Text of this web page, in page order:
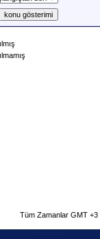
Tüm Zamanlar GMT